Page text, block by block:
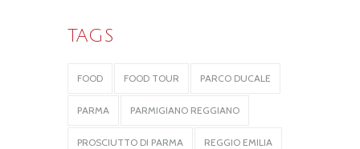
TAGS
FOOD FOOD TOUR PARCO DUCALE
PARMA PARMIGIANO REGGIANO
PROSCIUTTO DI PARMA REGGIO EMILIA